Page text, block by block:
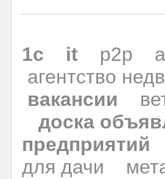
1с it p2p
агентство
вакансии
доска
предприятий
для дачи